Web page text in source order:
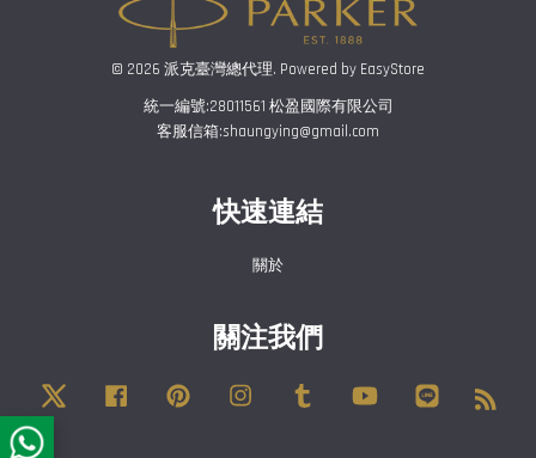
© 2026 派克臺灣總代理. Powered by EasyStore
統一編號:28011561 松盈國際有限公司
客服信箱:shaungying@gmail.com
快速連結
關於
關注我們
Twitter Facebook Pinterest Instagram Tumblr YouTube